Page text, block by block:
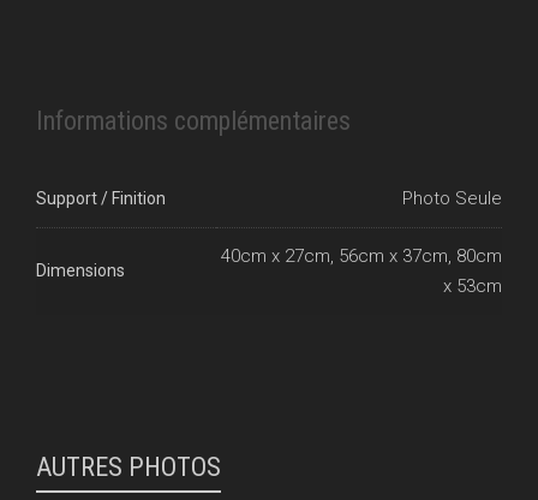
Informations complémentaires
Support / Finition Photo Seule
Dimensions
40cm x 27cm, 56cm x 37cm, 80cm
x 53cm
AUTRES PHOTOS